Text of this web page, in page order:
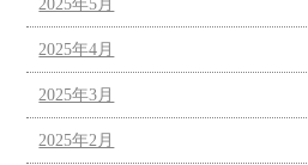
2025年5月
2025年4月
2025年3月
2025年2月